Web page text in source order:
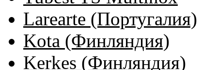
Larearte (Португалия)
Kota (Финляндия)
Kerkes (Финляндия)